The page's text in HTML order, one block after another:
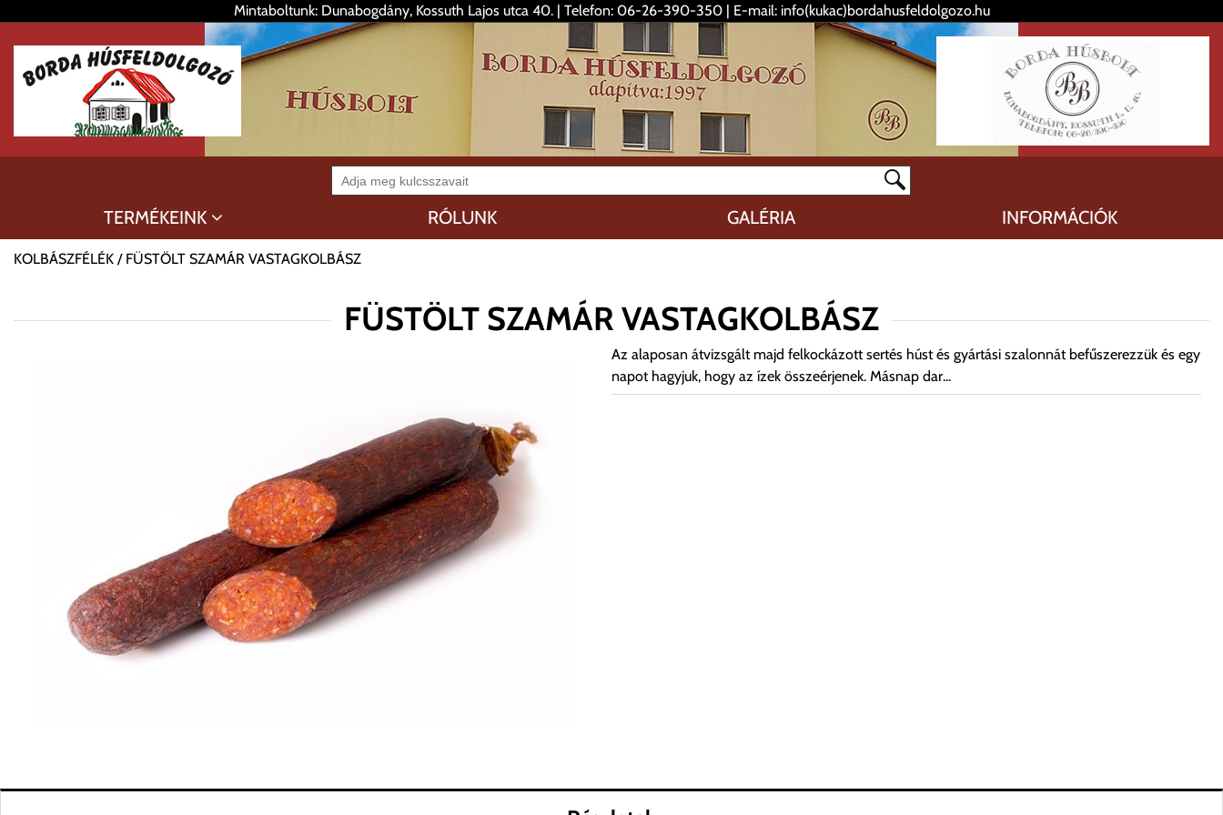
Mintaboltunk: Dunabogdány, Kossuth Lajos utca 40. | Telefon: 06-26-390-350 | E-mail: info(kukac)bordahusfeldolgozo.hu
TERMÉKEINK RÓLUNK GALÉRIA INFORMÁCIÓK
KOLBÁSZFÉLÉK FÜSTÖLT SZAMÁR VASTAGKOLBÁSZ
FÜSTÖLT SZAMÁR VASTAGKOLBÁSZ
Az alaposan átvizsgált majd felkockázott sertés húst és gyártási szalonnát befűszerezzük és egy
napot hagyjuk, hogy az ízek összeérjenek. Másnap dar...